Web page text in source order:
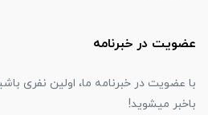
عضویت در خبرنامه
با عضویت در خبرنامه ما، اولین نفری
باخبر میشوید!